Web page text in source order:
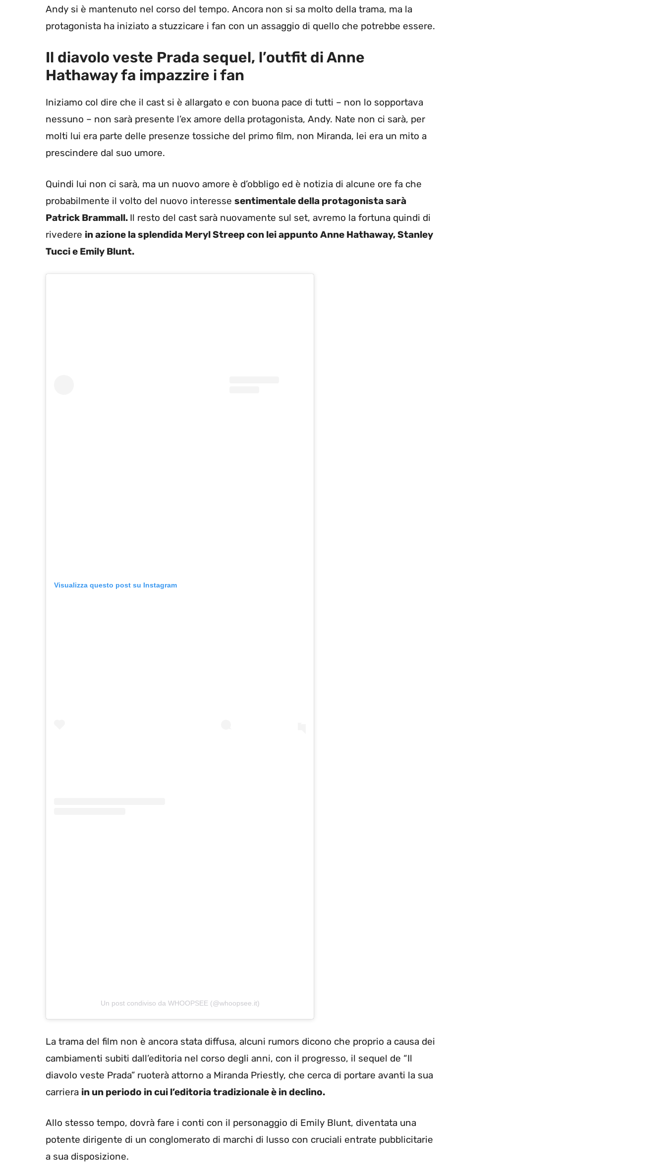
Andy si è mantenuto nel corso del tempo. Ancora non si sa molto della trama, ma la
protagonista ha iniziato a stuzzicare i fan con un assaggio di quello che potrebbe essere.
Il diavolo veste Prada sequel, l’outfit di Anne
Hathaway fa impazzire i fan
Iniziamo col dire che il cast si è allargato e con buona pace di tutti – non lo sopportava
nessuno – non sarà presente l’ex amore della protagonista, Andy. Nate non ci sarà, per
molti lui era parte delle presenze tossiche del primo film, non Miranda, lei era un mito a
prescindere dal suo umore.
Quindi lui non ci sarà, ma un nuovo amore è d’obbligo ed è notizia di alcune ore fa che
probabilmente il volto del nuovo interesse sentimentale della protagonista sarà
Patrick Brammall. Il resto del cast sarà nuovamente sul set, avremo la fortuna quindi di
rivedere in azione la splendida Meryl Streep con lei appunto Anne Hathaway, Stanley
Tucci e Emily Blunt.
Visualizza questo post su Instagram
Un post condiviso da WHOOPSEE (@whoopsee.it)
La trama del film non è ancora stata diffusa, alcuni rumors dicono che proprio a causa dei
cambiamenti subiti dall’editoria nel corso degli anni, con il progresso, il sequel de “Il
diavolo veste Prada” ruoterà attorno a Miranda Priestly, che cerca di portare avanti la sua
carriera in un periodo in cui l’editoria tradizionale è in declino.
Allo stesso tempo, dovrà fare i conti con il personaggio di Emily Blunt, diventata una
potente dirigente di un conglomerato di marchi di lusso con cruciali entrate pubblicitarie
a sua disposizione.